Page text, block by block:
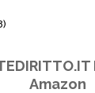
Amazon